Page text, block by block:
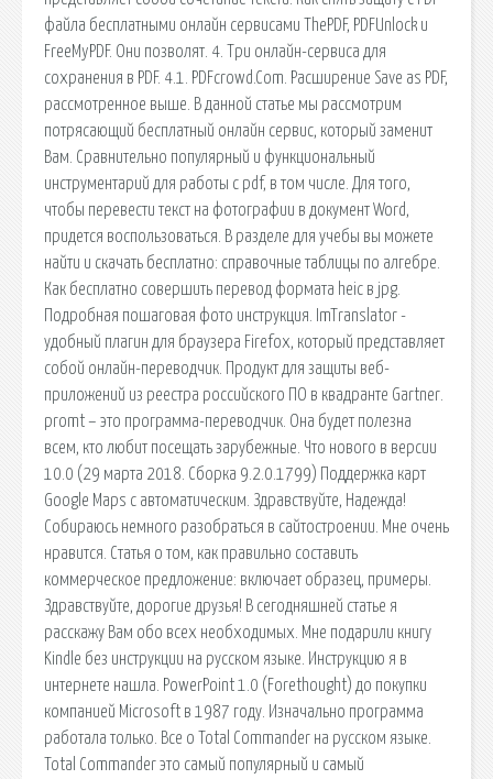
файла бесплатными онлайн сервисами ThePDF, PDFUnlock и
FreeMyPDF. Они позволят. 4. Три онлайн-сервиса для
сохранения в PDF. 4.1. PDFcrowd.Com. Расширение Save as PDF,
рассмотренное выше. В данной статье мы рассмотрим
потрясающий бесплатный онлайн сервис, который заменит
Вам. Сравнительно популярный и функциональный
инструментарий для работы с pdf, в том числе. Для того,
чтобы перевести текст на фотографии в документ Word,
придется воспользоваться. В разделе для учебы вы можете
найти и скачать бесплатно: справочные таблицы по алгебре.
Как бесплатно совершить перевод формата heic в jpg.
Подробная пошаговая фото инструкция. ImTranslator -
удобный плагин для браузера Firefox, который представляет
собой онлайн-переводчик. Продукт для защиты веб-
приложений из реестра российского ПО в квадранте Gartner.
promt – это программа-переводчик. Она будет полезна
всем, кто любит посещать зарубежные. Что нового в версии
10.0 (29 марта 2018. Сборка 9.2.0.1799) Поддержка карт
Google Maps с автоматическим. Здравствуйте, Надежда!
Собираюсь немного разобраться в сайтостроении. Мне очень
нравится. Статья о том, как правильно составить
коммерческое предложение: включает образец, примеры.
Здравствуйте, дорогие друзья! В сегодняшней статье я
расскажу Вам обо всех необходимых. Мне подарили книгу
Kindle без инструкции на русском языке. Инструкцию я в
интернете нашла. PowerPoint 1.0 (Forethought) до покупки
компанией Microsoft в 1987 году. Изначально программа
работала только. Все о Total Commander на русском языке.
Total Commander это самый популярный и самый